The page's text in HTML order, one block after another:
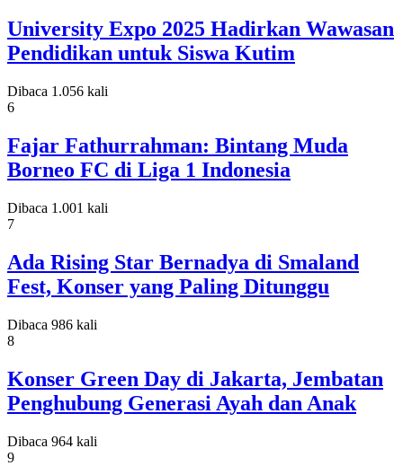
University Expo 2025 Hadirkan Wawasan
Pendidikan untuk Siswa Kutim
Dibaca 1.056 kali
6
Fajar Fathurrahman: Bintang Muda
Borneo FC di Liga 1 Indonesia
Dibaca 1.001 kali
7
Ada Rising Star Bernadya di Smaland
Fest, Konser yang Paling Ditunggu
Dibaca 986 kali
8
Konser Green Day di Jakarta, Jembatan
Penghubung Generasi Ayah dan Anak
Dibaca 964 kali
9